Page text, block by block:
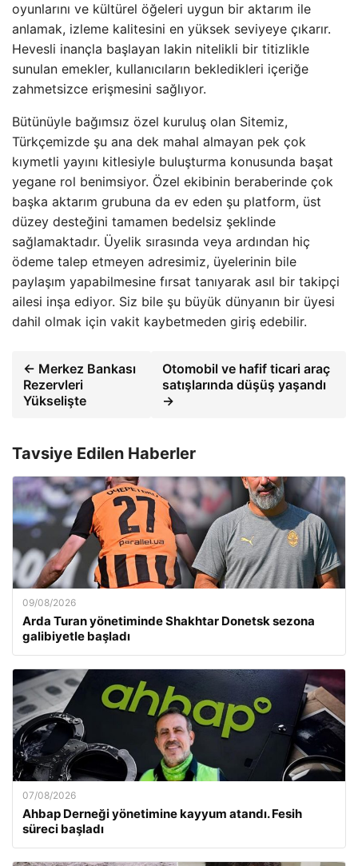
oyunlarını ve kültürel öğeleri uygun bir aktarım ile
anlamak, izleme kalitesini en yüksek seviyeye çıkarır.
Hevesli inançla başlayan lakin nitelikli bir titizlikle
sunulan emekler, kullanıcıların bekledikleri içeriğe
zahmetsizce erişmesini sağlıyor.
Bütünüyle bağımsız özel kuruluş olan Sitemiz,
Türkçemizde şu ana dek mahal almayan pek çok
kıymetli yayını kitlesiyle buluşturma konusunda başat
yegane rol benimsiyor. Özel ekibinin beraberinde çok
başka aktarım grubuna da ev eden şu platform, üst
düzey desteğini tamamen bedelsiz şeklinde
sağlamaktadır. Üyelik sırasında veya ardından hiç
ödeme talep etmeyen adresimiz, üyelerinin bile
paylaşım yapabilmesine fırsat tanıyarak asıl bir takipçi
ailesi inşa ediyor. Siz bile şu büyük dünyanın bir üyesi
dahil olmak için vakit kaybetmeden giriş edebilir.
← Merkez Bankası
Rezervleri
Yükselişte
Otomobil ve hafif ticari araç
satışlarında düşüş yaşandı
→
Tavsiye Edilen Haberler
09/08/2026
Arda Turan yönetiminde Shakhtar Donetsk sezona
galibiyetle başladı
07/08/2026
Ahbap Derneği yönetimine kayyum atandı. Fesih
süreci başladı